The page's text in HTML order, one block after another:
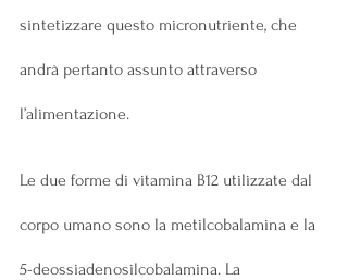
sintetizzare questo micronutriente, che
andrà pertanto assunto attraverso
l’alimentazione.
Le due forme di vitamina B12 utilizzate dal
corpo umano sono la metilcobalamina e la
5-deossiadenosilcobalamina. La